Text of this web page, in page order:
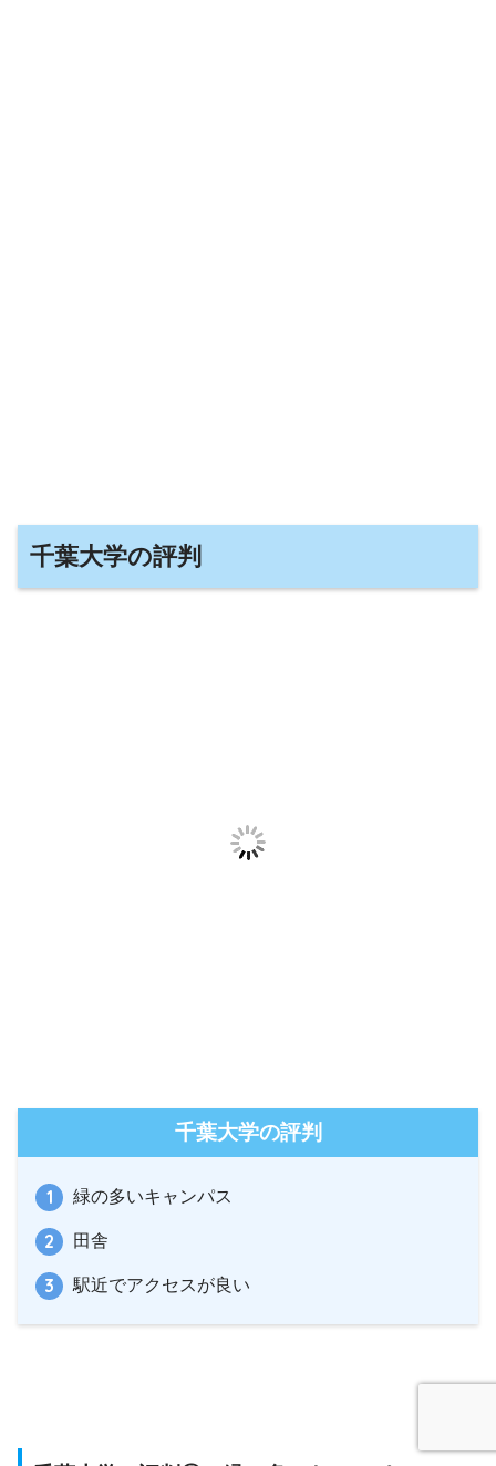
千葉大学の評判
千葉大学の評判
緑の多いキャンパス
田舎
駅近でアクセスが良い